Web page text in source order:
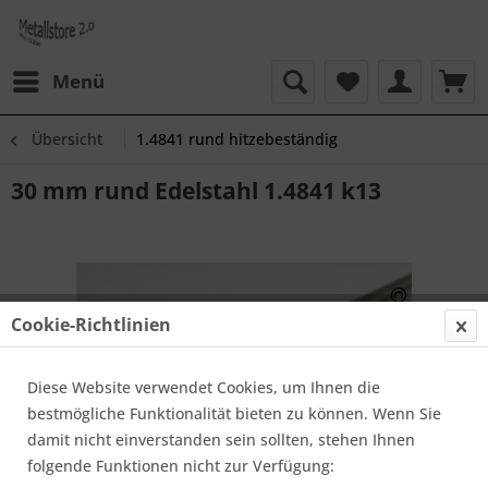
Menü
Übersicht 1.4841 rund hitzebeständig
30 mm rund Edelstahl 1.4841 k13
Cookie-Richtlinien
Diese Website verwendet Cookies, um Ihnen die
bestmögliche Funktionalität bieten zu können. Wenn Sie
damit nicht einverstanden sein sollten, stehen Ihnen
folgende Funktionen nicht zur Verfügung: